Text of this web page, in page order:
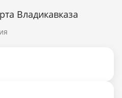
Владикавказа